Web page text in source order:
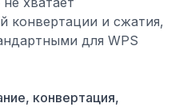
конвертации и сжатия,
для WPS
конвертация,